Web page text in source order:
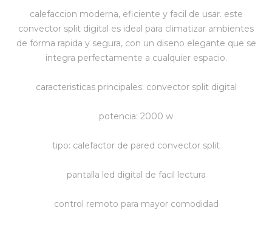
calefaccion moderna, eficiente y facil de usar. este
convector split digital es ideal para climatizar ambientes
de forma rapida y segura, con un diseno elegante que se
integra perfectamente a cualquier espacio.
caracteristicas principales: convector split digital
potencia: 2000 w
tipo: calefactor de pared convector split
pantalla led digital de facil lectura
control remoto para mayor comodidad
Bazar
Juguetes y artículos para bebé
Ferretería